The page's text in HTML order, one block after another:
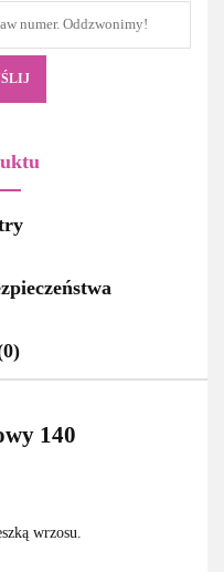
140
wrzosu.